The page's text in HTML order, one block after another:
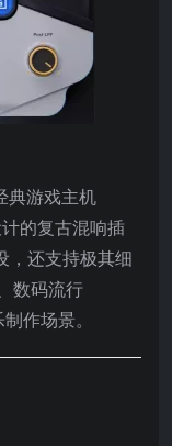
典游戏主机
计的复古混响插
，还支持极其细
数码流行
作场景。